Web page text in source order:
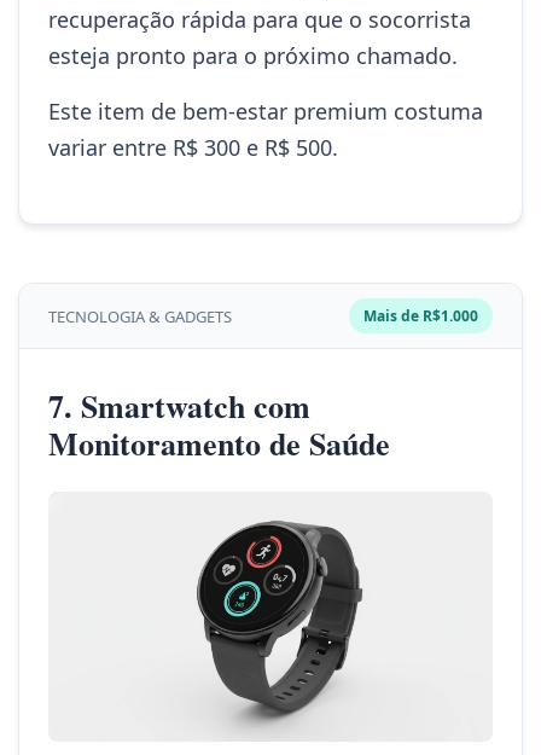
recuperação rápida para que o socorrista
esteja pronto para o próximo chamado.
Este item de bem-estar premium costuma
variar entre R$ 300 e R$ 500.
TECNOLOGIA & GADGETS Mais de R$1.000
7. Smartwatch com
Monitoramento de Saúde